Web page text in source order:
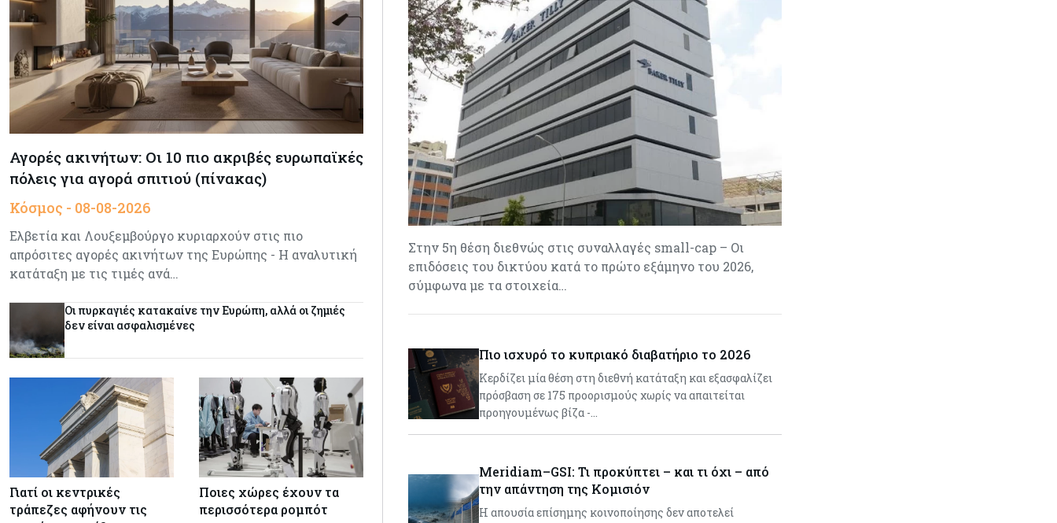
Αγορές ακινήτων: Οι 10 πιο ακριβές ευρωπαϊκές
πόλεις για αγορά σπιτιού (πίνακας)
Κόσμος - 08-08-2026
Ελβετία και Λουξεμβούργο κυριαρχούν στις πιο
απρόσιτες αγορές ακινήτων της Ευρώπης - Η αναλυτική
κατάταξη με τις τιμές ανά…
Οι πυρκαγιές κατακαίνε την Ευρώπη, αλλά οι ζημιές
δεν είναι ασφαλισμένες
Γιατί οι κεντρικές
τράπεζες αφήνουν τις
Ποιες χώρες έχουν τα
περισσότερα ρομπότ
Στην 5η θέση διεθνώς στις συναλλαγές small-cap – Οι
επιδόσεις του δικτύου κατά το πρώτο εξάμηνο του 2026,
σύμφωνα με τα στοιχεία…
Πιο ισχυρό το κυπριακό διαβατήριο το 2026
Κερδίζει μία θέση στη διεθνή κατάταξη και εξασφαλίζει
πρόσβαση σε 175 προορισμούς χωρίς να απαιτείται
προηγουμένως βίζα -…
Meridiam–GSI: Τι προκύπτει – και τι όχι – από
την απάντηση της Κομισιόν
Η απουσία επίσημης κοινοποίησης δεν αποτελεί